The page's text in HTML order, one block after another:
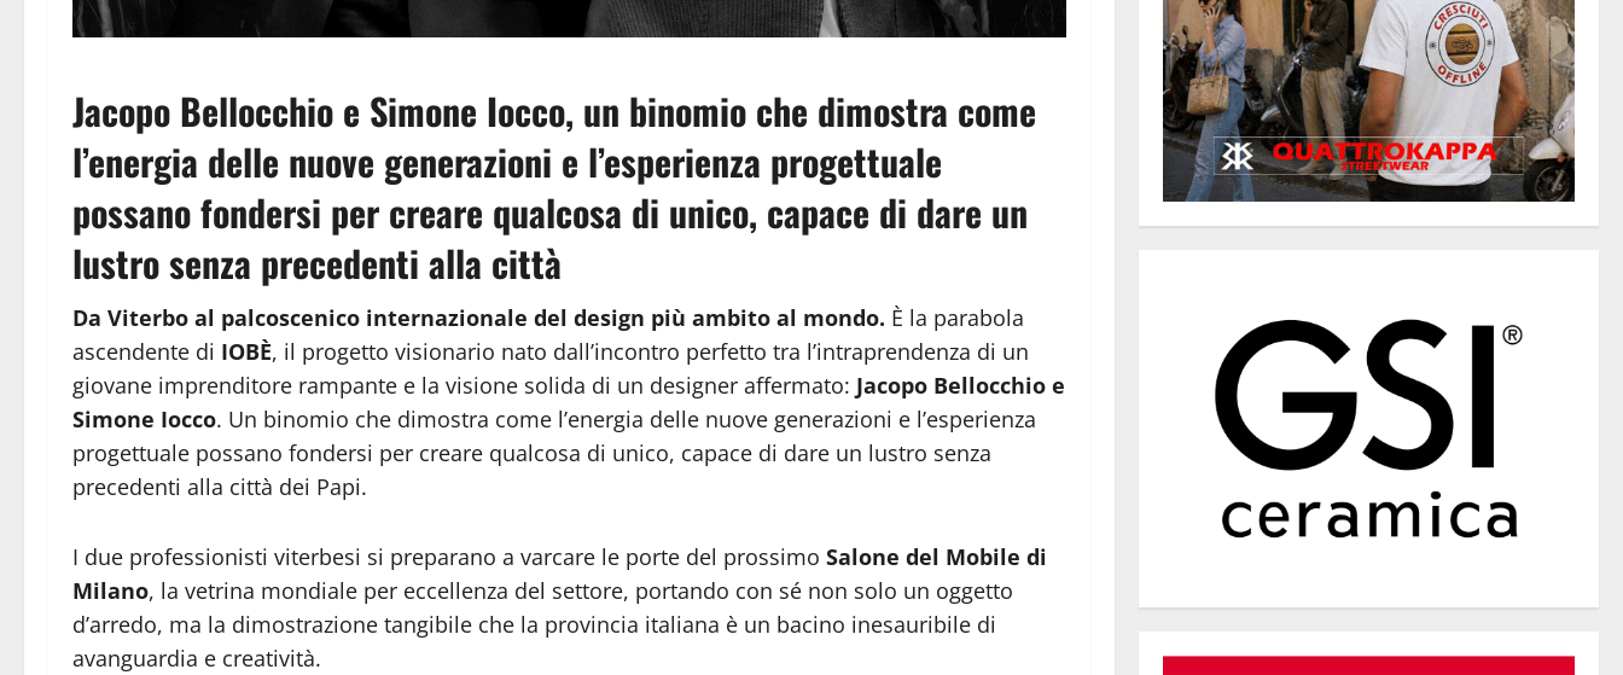
Jacopo Bellocchio e Simone Iocco, un binomio che dimostra come
l’energia delle nuove generazioni e l’esperienza progettuale
possano fondersi per creare qualcosa di unico, capace di dare un
lustro senza precedenti alla città
Da Viterbo al palcoscenico internazionale del design più ambito al mondo. È la parabola
ascendente di IOBÈ, il progetto visionario nato dall’incontro perfetto tra l’intraprendenza di un
giovane imprenditore rampante e la visione solida di un designer affermato: Jacopo Bellocchio e
Simone Iocco. Un binomio che dimostra come l’energia delle nuove generazioni e l’esperienza
progettuale possano fondersi per creare qualcosa di unico, capace di dare un lustro senza
precedenti alla città dei Papi.
I due professionisti viterbesi si preparano a varcare le porte del prossimo Salone del Mobile di
Milano, la vetrina mondiale per eccellenza del settore, portando con sé non solo un oggetto
d’arredo, ma la dimostrazione tangibile che la provincia italiana è un bacino inesauribile di
avanguardia e creatività.